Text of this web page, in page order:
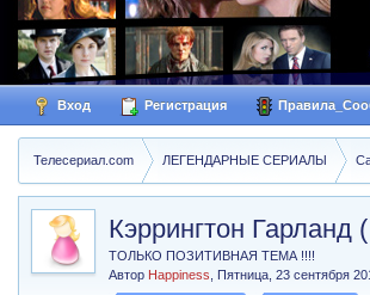
Вход Регистрация
Телесериал.com ЛЕГЕНДАРНЫЕ СЕРИАЛЫ
Кэррингтон Гарланд
ТОЛЬКО ПОЗИТИВНАЯ ТЕМА !!!!
Автор Happiness ,Пятница, 23 сентября